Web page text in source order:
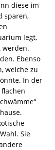
diese im
sparen,
legt,
werden.
Ebenso
welche zu
In der
Sie